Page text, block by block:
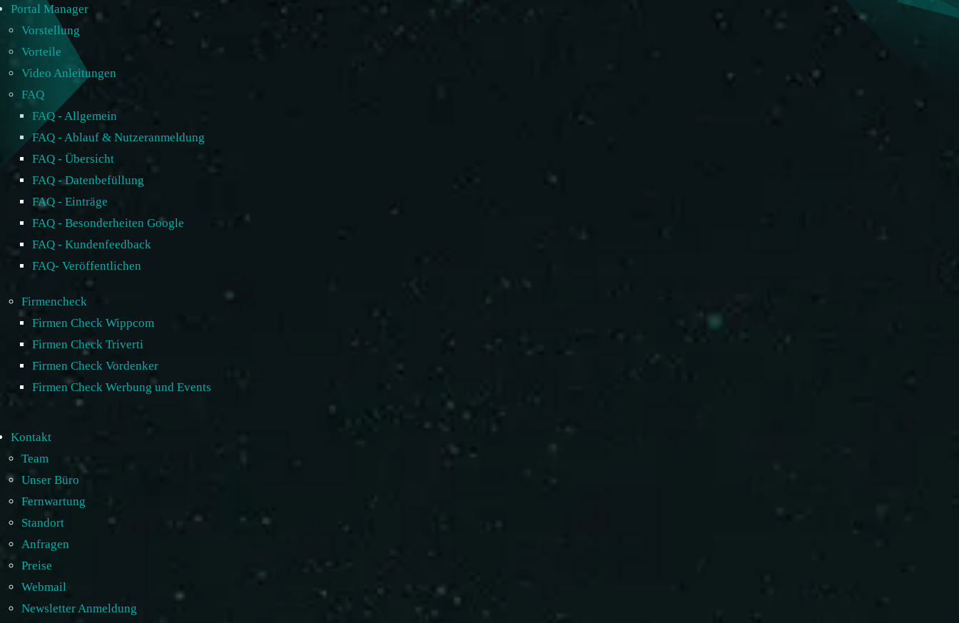
Portal Manager
Vorstellung
Vorteile
Video Anleitungen
FAQ
FAQ - Allgemein
FAQ - Ablauf & Nutzeranmeldung
FAQ - Übersicht
FAQ - Datenbefüllung
FAQ - Einträge
FAQ - Besonderheiten Google
FAQ - Kundenfeedback
FAQ- Veröffentlichen
Firmencheck
Firmen Check Wippcom
Firmen Check Triverti
Firmen Check Vordenker
Firmen Check Werbung und Events
Kontakt
Team
Unser Büro
Fernwartung
Standort
Anfragen
Preise
Webmail
Newsletter Anmeldung